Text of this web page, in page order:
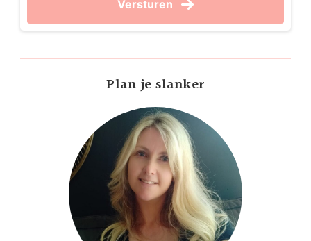
Versturen
Plan je slanker